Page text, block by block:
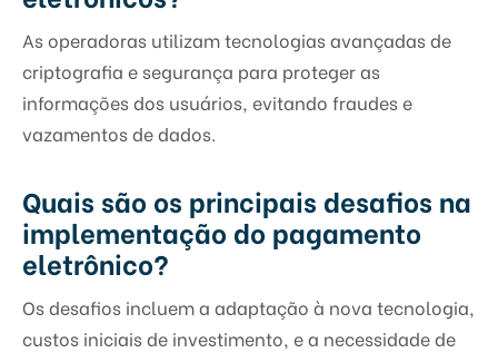
As operadoras utilizam tecnologias avançadas de
criptografia e segurança para proteger as
informações dos usuários, evitando fraudes e
vazamentos de dados.
Quais são os principais desafios na
implementação do pagamento
eletrônico?
Os desafios incluem a adaptação à nova tecnologia,
custos iniciais de investimento, e a necessidade de